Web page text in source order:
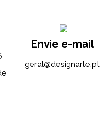
Envie e-mail
tp.etrangised@lareg